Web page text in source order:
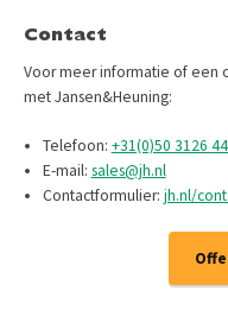
Contact
Voor meer informatie of een
met Jansen&Heuning:​
Telefoon: +31(0)50 3126
E-mail: sales@jh.nl
Contactformulier: jh.nl/